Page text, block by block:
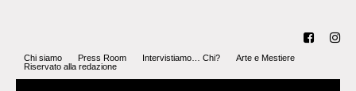
Chi siamo Press Room Intervistiamo… Chi?
Arte e Mestiere
Riservato alla redazione